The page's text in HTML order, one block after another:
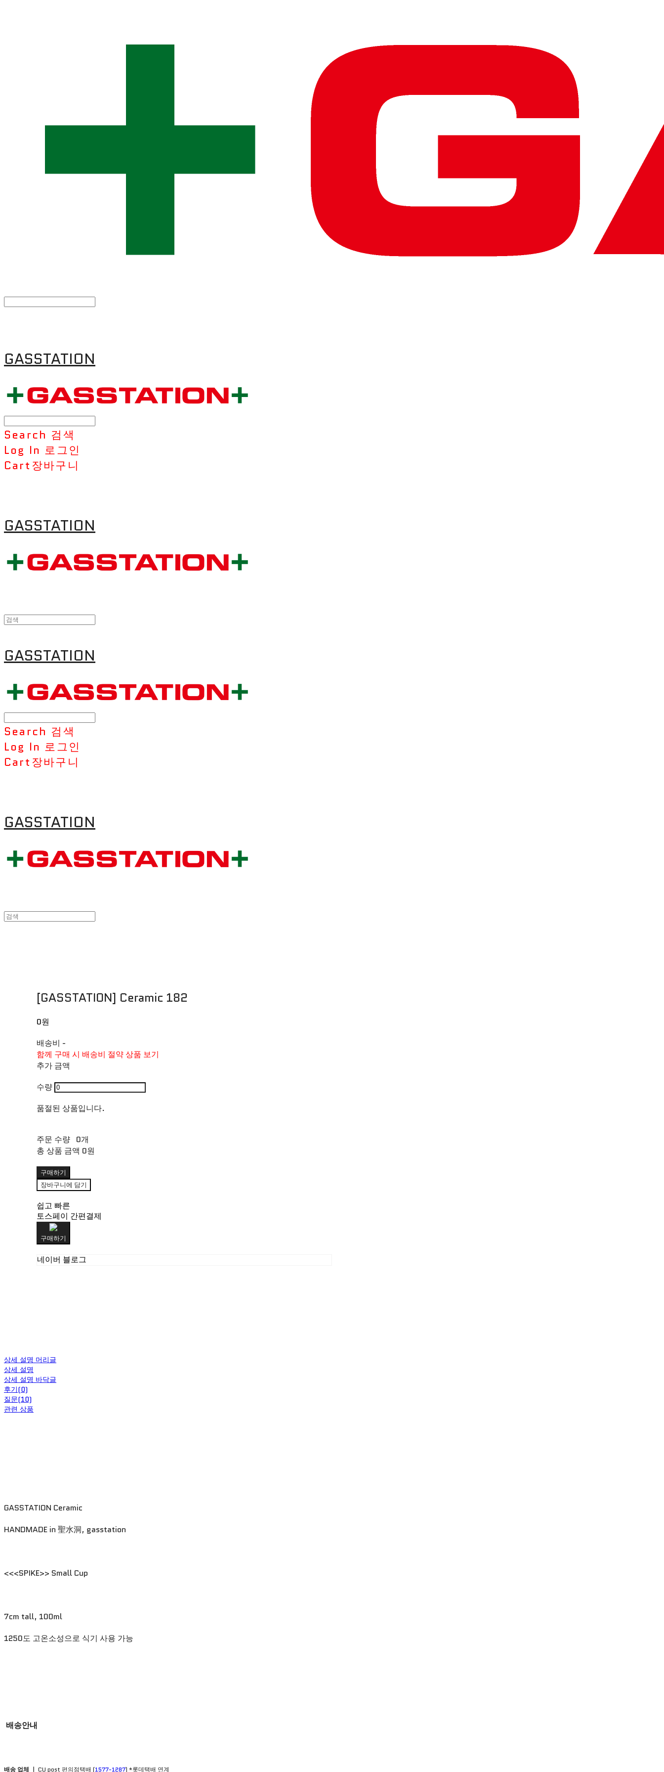
GASSTATION
Search 검색
Log In 로그인
Cart장바구니
GASSTATION
GASSTATION
Search 검색
Log In 로그인
Cart장바구니
GASSTATION
[GASSTATION] Ceramic 182
0원
배송비 -
함께 구매 시 배송비 절약 상품 보기
추가 금액
수량
품절된 상품입니다.
주문 수량 0개
총 상품 금액 0원
구매하기
장바구니에 담기
쉽고 빠른
토스페이 간편결제
구매하기
네이버 블로그
상세 설명 머리글
상세 설명
상세 설명 바닥글
후기(0)
질문(10)
관련 상품
GASSTATION Ceramic
HANDMADE in 聖水洞, gasstation
<<<SPIKE>> Small Cup
7cm tall, 100ml
1250도 고온소성으로 식기 사용 가능
배송안내
배송 업체 ㅣ CU post 편의점택배 (1577-1287) *롯데택배 연계